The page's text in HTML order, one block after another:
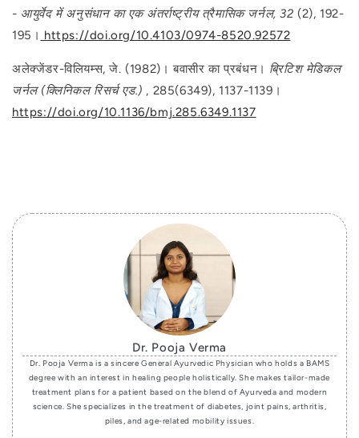
- आयुर्वेद में अनुसंधान का एक अंतर्राष्ट्रीय त्रैमासिक जर्नल, 32 (2), 192-
195। https://doi.org/10.4103/0974-8520.92572
अलेक्जेंडर-विलियम्स, जे. (1982)। बवासीर का प्रबंधन। ब्रिटिश मेडिकल
जर्नल (क्लिनिकल रिसर्च एड.) , 285(6349), 1137-1139।
https://doi.org/10.1136/bmj.285.6349.1137
Dr. Pooja Verma
Dr. Pooja Verma is a sincere General Ayurvedic Physician who holds a BAMS
degree with an interest in healing people holistically. She makes tailor-made
treatment plans for a patient based on the blend of Ayurveda and modern
science. She specializes in the treatment of diabetes, joint pains, arthritis,
piles, and age-related mobility issues.